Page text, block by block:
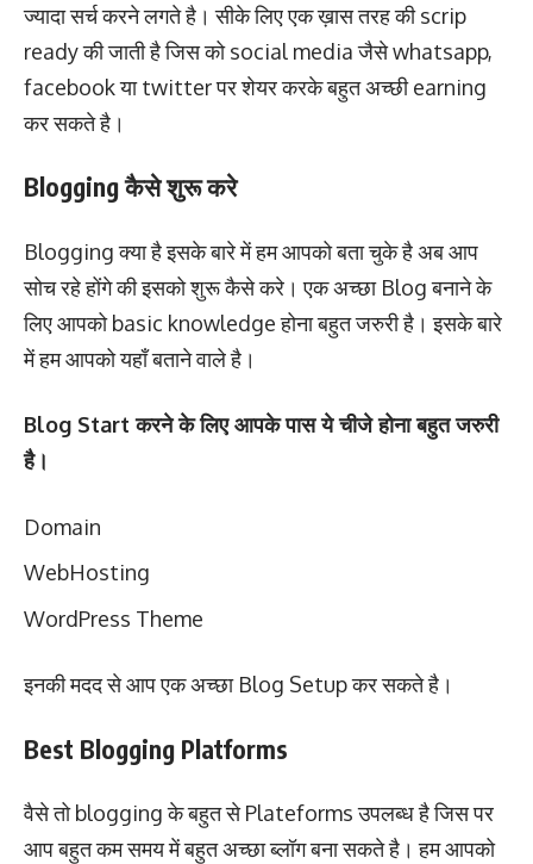
ज्यादा सर्च करने लगते है। सीके लिए एक ख़ास तरह की scrip
ready की जाती है जिस को social media जैसे whatsapp,
facebook या twitter पर शेयर करके बहुत अच्छी earning
कर सकते है।
Blogging कैसे शुरू करे
Blogging क्या है इसके बारे में हम आपको बता चुके है अब आप
सोच रहे होंगे की इसको शुरू कैसे करे। एक अच्छा Blog बनाने के
लिए आपको basic knowledge होना बहुत जरुरी है। इसके बारे
में हम आपको यहाँ बताने वाले है।
Blog Start करने के लिए आपके पास ये चीजे होना बहुत जरुरी
है।
Domain
WebHosting
WordPress Theme
इनकी मदद से आप एक अच्छा Blog Setup कर सकते है।
Best Blogging Platforms
वैसे तो blogging के बहुत से Plateforms उपलब्ध है जिस पर
आप बहुत कम समय में बहुत अच्छा ब्लॉग बना सकते है। हम आपको